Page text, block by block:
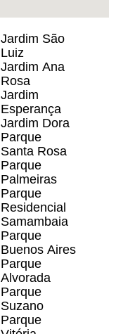
Jardim São
Luiz
Jardim Ana
Rosa
Jardim
Esperança
Jardim Dora
Parque
Santa Rosa
Parque
Palmeiras
Parque
Residencial
Samambaia
Parque
Buenos Aires
Parque
Alvorada
Parque
Suzano
Parque